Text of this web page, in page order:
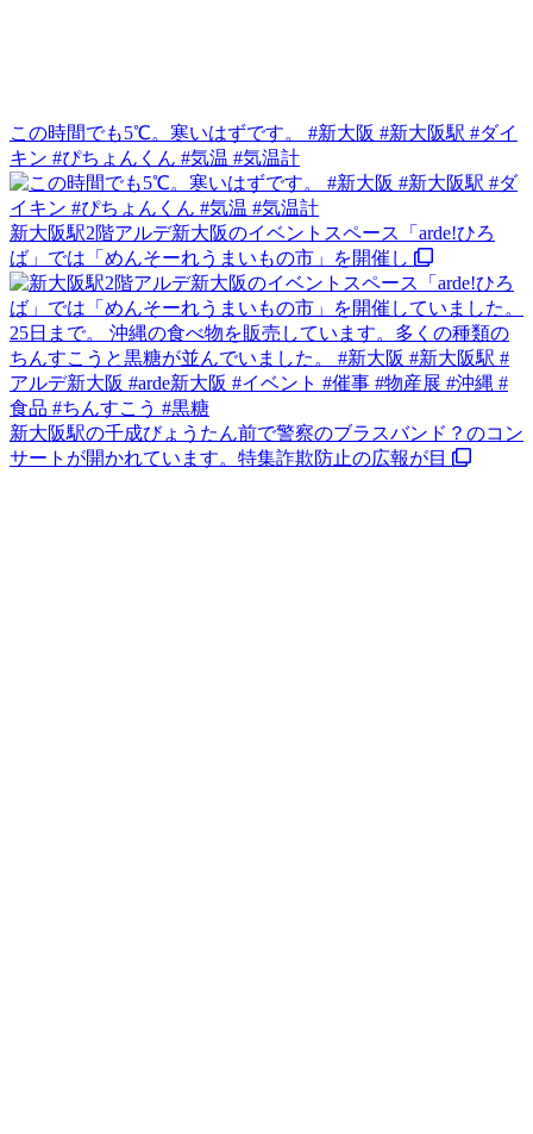
この時間でも5℃。寒いはずです。 #新大阪 #新大阪駅 #ダイ
キン #ぴちょんくん #気温 #気温計
新大阪駅2階アルデ新大阪のイベントスペース「arde!ひろ
ば」では「めんそーれうまいもの市」を開催し
新大阪駅の千成びょうたん前で警察のブラスバンド？のコン
サートが開かれています。特集詐欺防止の広報が目